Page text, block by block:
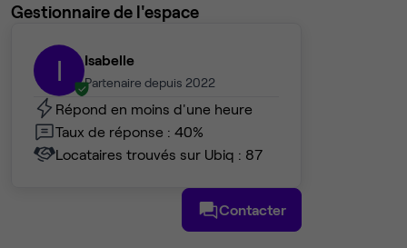
Gestionnaire de l'espace
I Isabelle
Partenaire depuis 2022
Répond en moins d'une heure
Taux de réponse : 40%
Locataires trouvés sur Ubiq : 87
Contacter